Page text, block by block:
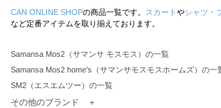
CAN ONLINE SHOPの商品一覧です。 スカート やシャツ・
など定番アイテムを取り揃えております。
Samansa Mos2（サマンサ モスモス）の一覧
Samansa Mos2 home's（サマンサモスモスホームズ）の一
SM2（エスエムツー）の一覧
TSUHARU by Samansa Mos2（ツハルバイサマンサモスモ
その他のブランド ＋